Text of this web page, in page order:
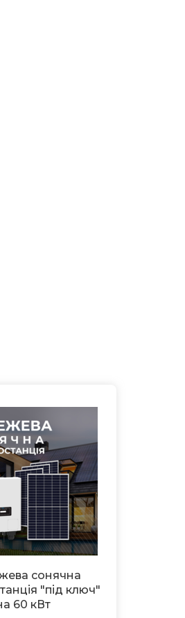
сонячна
"під ключ"
60 кВт